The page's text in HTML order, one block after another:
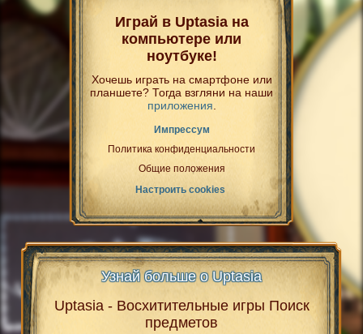
Играй в Uptasia на
компьютере или
ноутбуке!
Хочешь играть на смартфоне или
планшете? Тогда взгляни на наши
приложения
Импрессум
Политика конфиденциальности
Общие положения
Настроить cookies
Узнай больше о Uptasia
Uptasia - Восхитительные игры Поиск
предметов